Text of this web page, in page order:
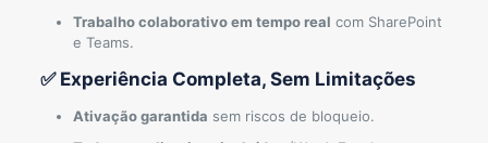
Trabalho colaborativo em tempo real com SharePoint
e Teams.
✅ Experiência Completa, Sem Limitações
Ativação garantida sem riscos de bloqueio.